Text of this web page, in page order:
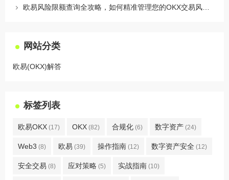
网站分类
欧易(OKX)解答
标签列表
欧易OKX (17) OKX (82) 合规化 (6) 数字资产 (24)
Web3 (8) 欧易 (39) 操作指南 (12) 数字资产安全 (12)
安全交易 (8) 应对策略 (5) 实战指南 (10)